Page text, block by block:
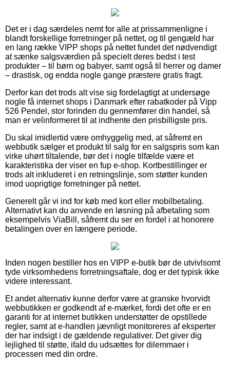
Det er i dag særdeles nemt for alle at prissammenligne i
blandt forskellige forretninger på nettet, og til gengæld har
en lang række VIPP shops på nettet fundet det nødvendigt
at sænke salgsværdien på specielt deres bedst i test
produkter – til børn og babyer, samt også til herrer og damer
– drastisk, og endda nogle gange præstere gratis fragt.
Derfor kan det trods alt vise sig fordelagtigt at undersøge
nogle få internet shops i Danmark efter rabatkoder på Vipp
526 Pendel, stor forinden du gennemfører din handel, så
man er velinformeret til at indhente den prisbilligste pris.
Du skal imidlertid være omhyggelig med, at såfremt en
webbutik sælger et produkt til salg for en salgspris som kan
virke uhørt tiltalende, bør det i nogle tilfælde være et
karakteristika der viser en fup e-shop. Kortbestillinger er
trods alt inkluderet i en retningslinje, som støtter kunden
imod uoprigtige forretninger på nettet.
Generelt går vi ind for køb med kort eller mobilbetaling.
Alternativt kan du anvende en løsning på afbetaling som
eksempelvis ViaBill, såfremt du ser en fordel i at honorere
betalingen over en længere periode.
Inden nogen bestiller hos en VIPP e-butik bør de utvivlsomt
tyde virksomhedens forretningsaftale, dog er det typisk ikke
videre interessant.
Et andet alternativ kunne derfor være at granske hvorvidt
webbutikken er godkendt af e-mærket, fordi det ofte er en
garanti for at internet butikken understøtter de opstillede
regler, samt at e-handlen jævnligt monitoreres af eksperter
der har indsigt i de gældende regulativer. Det giver dig
lejlighed til støtte, ifald du udsættes for dilemmaer i
processen med din ordre.